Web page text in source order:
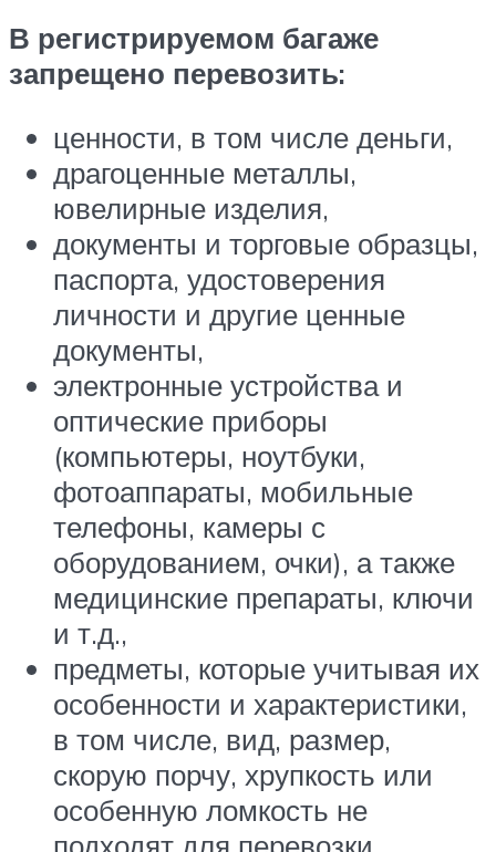
В регистрируемом багаже
запрещено перевозить:
ценности, в том числе деньги,
драгоценные металлы,
ювелирные изделия,
документы и торговые образцы,
паспорта, удостоверения
личности и другие ценные
документы,
электронные устройства и
оптические приборы
(компьютеры, ноутбуки,
фотоаппараты, мобильные
телефоны, камеры с
оборудованием, очки), а также
медицинские препараты, ключи
и т.д.,
предметы, которые учитывая их
особенности и характеристики,
в том числе, вид, размер,
скорую порчу, хрупкость или
особенную ломкость не
подходят для перевозки,